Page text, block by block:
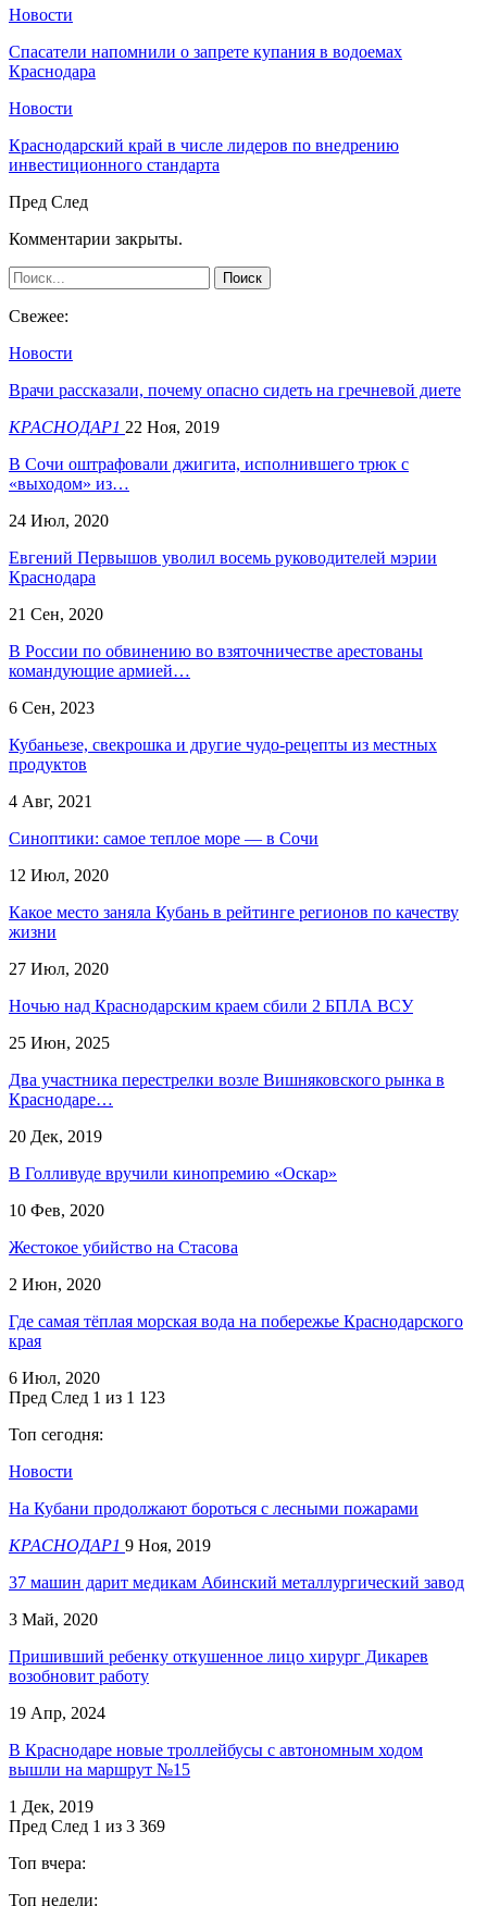
Новости
Спасатели напомнили о запрете купания в водоемах
Краснодара
Новости
Краснодарский край в числе лидеров по внедрению
инвестиционного стандарта
Пред След
Комментарии закрыты.
Свежее:
Новости
Врачи рассказали, почему опасно сидеть на гречневой диете
КРАСНОДАР1 22 Ноя, 2019
В Сочи оштрафовали джигита, исполнившего трюк с
«выходом» из…
24 Июл, 2020
Евгений Первышов уволил восемь руководителей мэрии
Краснодара
21 Сен, 2020
В России по обвинению во взяточничестве арестованы
командующие армией…
6 Сен, 2023
Кубаньезе, свекрошка и другие чудо-рецепты из местных
продуктов
4 Авг, 2021
Синоптики: самое теплое море — в Сочи
12 Июл, 2020
Какое место заняла Кубань в рейтинге регионов по качеству
жизни
27 Июл, 2020
Ночью над Краснодарским краем сбили 2 БПЛА ВСУ
25 Июн, 2025
Два участника перестрелки возле Вишняковского рынка в
Краснодаре…
20 Дек, 2019
В Голливуде вручили кинопремию «Оскар»
10 Фев, 2020
Жестокое убийство на Стасова
2 Июн, 2020
Где самая тёплая морская вода на побережье Краснодарского
края
6 Июл, 2020
Пред След 1 из 1 123
Топ сегодня:
Новости
На Кубани продолжают бороться с лесными пожарами
КРАСНОДАР1 9 Ноя, 2019
37 машин дарит медикам Абинский металлургический завод
3 Май, 2020
Пришивший ребенку откушенное лицо хирург Дикарев
возобновит работу
19 Апр, 2024
В Краснодаре новые троллейбусы с автономным ходом
вышли на маршрут №15
1 Дек, 2019
Пред След 1 из 3 369
Топ вчера:
Топ недели: